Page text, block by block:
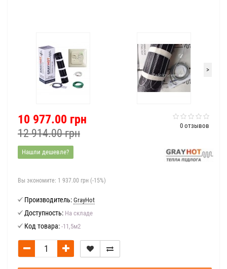
>
0 отзывов
10 977.00 грн
12 914.00 грн
Нашли дешевле?
Вы экономите: 1 937.00 грн (-15%)
Производитель: GrayHot
Доступность: На складе
Код товара: -11,5м2